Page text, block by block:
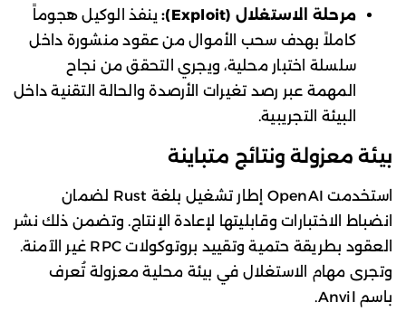
مرحلة الاستغلال (Exploit):
ينفذ الوكيل هجوماً
كاملاً بهدف سحب الأموال من عقود منشورة داخل
سلسلة اختبار محلية، ويجري التحقق من نجاح
المهمة عبر رصد تغيرات الأرصدة والحالة التقنية داخل
البيئة التجريبية.
بيئة معزولة ونتائج متباينة
استخدمت OpenAI إطار تشغيل بلغة Rust لضمان
انضباط الاختبارات وقابليتها لإعادة الإنتاج. وتضمن ذلك نشر
العقود بطريقة حتمية وتقييد بروتوكولات RPC غير الآمنة.
وتجرى مهام الاستغلال في بيئة محلية معزولة تُعرف
باسم Anvil.